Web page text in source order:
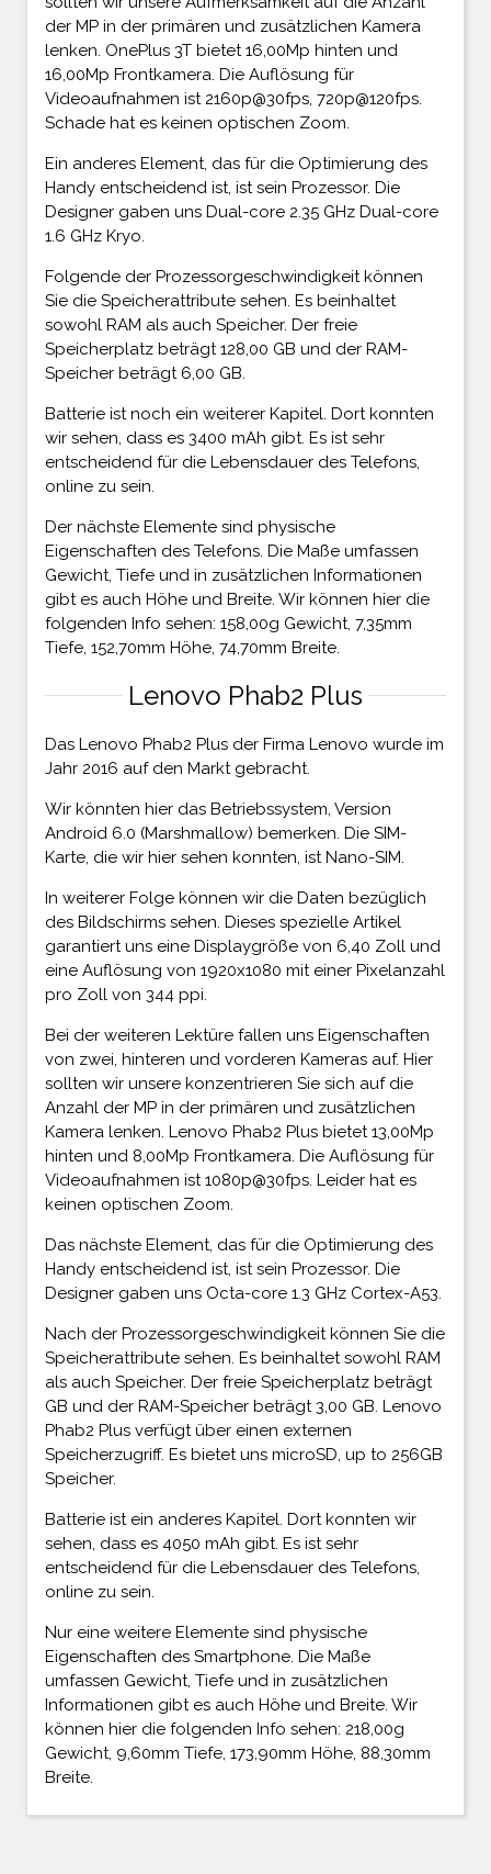
der MP in der primären und zusätzlichen Kamera
lenken. OnePlus 3T bietet 16,00Mp hinten und
16,00Mp Frontkamera. Die Auflösung für
Videoaufnahmen ist 2160p@30fps, 720p@120fps.
Schade hat es keinen optischen Zoom.
Ein anderes Element, das für die Optimierung des
Handy entscheidend ist, ist sein Prozessor. Die
Designer gaben uns Dual-core 2.35 GHz Dual-core
1.6 GHz Kryo.
Folgende der Prozessorgeschwindigkeit können
Sie die Speicherattribute sehen. Es beinhaltet
sowohl RAM als auch Speicher. Der freie
Speicherplatz beträgt 128,00 GB und der RAM-
Speicher beträgt 6,00 GB.
Batterie ist noch ein weiterer Kapitel. Dort konnten
wir sehen, dass es 3400 mAh gibt. Es ist sehr
entscheidend für die Lebensdauer des Telefons,
online zu sein.
Der nächste Elemente sind physische
Eigenschaften des Telefons. Die Maße umfassen
Gewicht, Tiefe und in zusätzlichen Informationen
gibt es auch Höhe und Breite. Wir können hier die
folgenden Info sehen: 158,00g Gewicht, 7,35mm
Tiefe, 152,70mm Höhe, 74,70mm Breite.
Lenovo Phab2 Plus
Das Lenovo Phab2 Plus der Firma Lenovo wurde im
Jahr 2016 auf den Markt gebracht.
Wir könnten hier das Betriebssystem, Version
Android 6.0 (Marshmallow) bemerken. Die SIM-
Karte, die wir hier sehen konnten, ist Nano-SIM.
In weiterer Folge können wir die Daten bezüglich
des Bildschirms sehen. Dieses spezielle Artikel
garantiert uns eine Displaygröße von 6,40 Zoll und
eine Auflösung von 1920x1080 mit einer Pixelanzahl
pro Zoll von 344 ppi.
Bei der weiteren Lektüre fallen uns Eigenschaften
von zwei, hinteren und vorderen Kameras auf. Hier
sollten wir unsere konzentrieren Sie sich auf die
Anzahl der MP in der primären und zusätzlichen
Kamera lenken. Lenovo Phab2 Plus bietet 13,00Mp
hinten und 8,00Mp Frontkamera. Die Auflösung für
Videoaufnahmen ist 1080p@30fps. Leider hat es
keinen optischen Zoom.
Das nächste Element, das für die Optimierung des
Handy entscheidend ist, ist sein Prozessor. Die
Designer gaben uns Octa-core 1.3 GHz Cortex-A53.
Nach der Prozessorgeschwindigkeit können Sie die
Speicherattribute sehen. Es beinhaltet sowohl RAM
als auch Speicher. Der freie Speicherplatz beträgt
GB und der RAM-Speicher beträgt 3,00 GB. Lenovo
Phab2 Plus verfügt über einen externen
Speicherzugriff. Es bietet uns microSD, up to 256GB
Speicher.
Batterie ist ein anderes Kapitel. Dort konnten wir
sehen, dass es 4050 mAh gibt. Es ist sehr
entscheidend für die Lebensdauer des Telefons,
online zu sein.
Nur eine weitere Elemente sind physische
Eigenschaften des Smartphone. Die Maße
umfassen Gewicht, Tiefe und in zusätzlichen
Informationen gibt es auch Höhe und Breite. Wir
können hier die folgenden Info sehen: 218,00g
Gewicht, 9,60mm Tiefe, 173,90mm Höhe, 88,30mm
Breite.